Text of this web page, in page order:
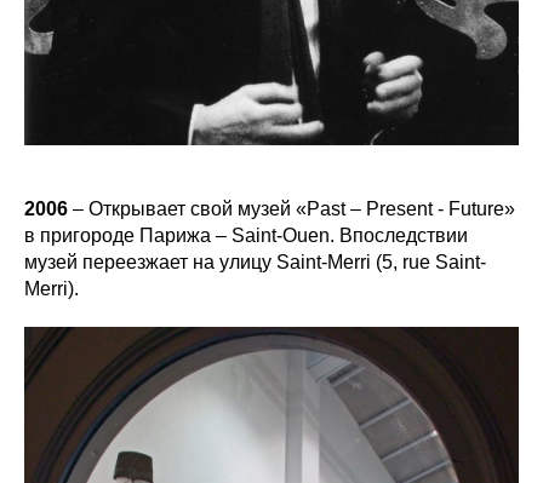
2006 – Открывает свой музей «Past – Present - Future»
в пригороде Парижа – Saint-Ouen. Впоследствии
музей переезжает на улицу Saint-Merri (5, rue Saint-
Merri).